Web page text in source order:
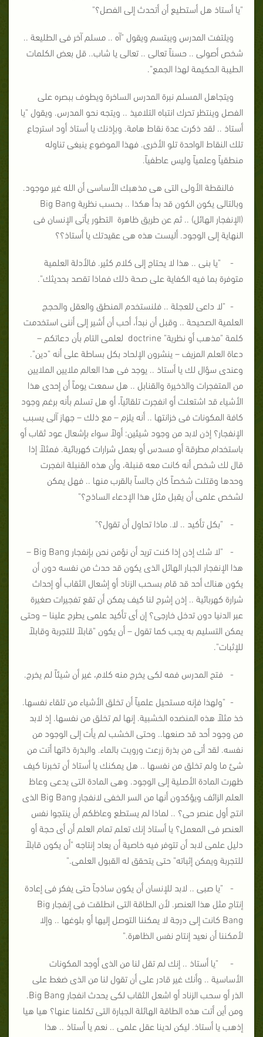
"يا أستاذ هل أستطيع أن أتحدث إلى الفصل؟"
ويلتفت المدرس ويبتسم ويقول "آه .. مسلم آخر فى الطليعة ..
شخص أصولى .. حسناً تعالى .. تعالى يا شاب.. قل بعض الكلمات
الطيبة الحكيمة لهذا الجمع".
ويتجاهل المسلم نبرة المدرس الساخرة ويطوف ببصره على
الفصل وينتظر تحرك انتباه التلاميذ .. ويتجه نحو المدرس. ويقول "يا
أستاذ .. لقد ذكرت عدة نقاط هامة. وبإذنك يا أستاذ أود استرجاع
تلك النقاط الواحدة تلو الأخرى. فهذا الموضوع ينبغى تناوله
منطقياً وعلمياً وليس عاطفياً.
فالنقطة الأولى التى هى مذهبك الأساسى أن الله غير موجود.
وبالتالى يكون الكون قد بدأ هكذا .. بحسب نظرية Big Bang
(الإنفجار الهائل) .. ثم عن طريق ظاهرة التطور يأتى الإنسان فى
النهاية إلى الوجود. أليست هذه هى عقيدتك يا أستاذ؟؟
- "يا بنى .. هذا لا يحتاج إلى كلام كثير. فالأدلة العلمية
متوفرة بما فيه الكفاية على صحة ذلك فماذا تقصد بحديثك".
- "لا داعى للعجلة .. فلنستخدم المنطق والعقل والحجج
العلمية الصحيحة .. وقبل أن نبدأ، أحب أن أشير إلى أننى استخدمت
كلمة "مذهب أو نظرية" doctrine لعلمى التام بأن دعاتكم –
دعاة العلم المزيف – ينشرون الإلحاد بكل بساطة على أنه "دين".
وعندى سؤال لك يا أستاذ .. يوجد فى هذا العالم ملايين الملايين
من المتفجرات والذخيرة والقنابل .. هل سمعت يوماً أن إحدى هذا
الأشياء قد اشتعلت أو انفجرت تلقائياً، أو هل تسلم بأنه برغم وجود
كافة المكونات فى خزانتها .. أنه يلزم – مع ذلك – جهاز آلى يسبب
الإنفجار؟ إذن لابد من وجود شيئين: أولاً سواء بإشعال عود ثقاب أو
باستخدام مطرقة أو مسدس أو بعمل شرارات كهربائية. فمثلاً إذا
قال لك شخص أنه كانت معه قنبلة، وأن هذه القنبلة انفجرت
وحدها وقتلت شخصاً كان جالساً بالقرب منها .. فهل يمكن
لشخص علمى أن يقبل مثل هذا الإدعاء الساذج؟"
- "بكل تأكيد .. لا. ماذا تحاول أن تقول؟"
- "لا شك إذن إذا كنت تريد أن نؤمن نحن بإنفجار Big Bang –
هذا الإنفجار الجبار الهائل الذى يكون قد حدث من نفسه دون أن
يكون هناك أحد قد قام بسحب الزناد أو إشعال الثقاب أو إحداث
شرارة كهربائية .. إذن إشرح لنا كيف يمكن أن تقع تفجيرات صغيرة
عبر الدنيا دون تدخل خارجى؟ إن أى تأكيد علمى يطرح علينا – وحتى
يمكن التسليم به يجب كما تقول – أن يكون "قابلاً للتجربة وقابلاً
للإثبات".
- فتح المدرس فمه لكى يخرج منه كلام، غير أن شيئاً لم يخرج.
- "ولهذا فإنه مستحيل علمياً أن تخلق الأشياء من تلقاء نفسها.
خذ مثلاً هذه المنضده الخشبية. إنها لم تخلق من نفسها. إذ لابد
من وجود أحد قد صنعها.. وحتى الخشب لم يأت إلى الوجود من
نفسه. لقد أتى من بذرة زرعت ورويت بالماء. والبذرة ذاتها أتت من
شئ ما ولم تخلق من نفسها .. هل يمكنك يا أستاذ أن تخبرنا كيف
ظهرت المادة الأصلية إلى الوجود. وهى المادة التى يدعى وعاظ
العلم الزائف ويؤكدون أنها من السر الخفى لانفجار Big Bang الذى
انتج أول عنصر حى؟ .. لماذا لم يستطع وعاظكم أن ينتجوا نفس
العنصر فى المعمل؟ يا أستاذ إنك تعلم تمام العلم أن أى حجة أو
دليل علمى لابد أن تتوفر فيه خاصية أن يعاد إنتاجه "أن يكون قابلاً
للتجربة ويمكن إثباته" حتى يتحقق له القبول العلمى."
- "يا صبى .. لابد للإنسان أن يكون ساذجاً حتى يفكر فى إعادة
إنتاج مثل هذا العنصر. لأن الطاقة التى انطلقت فى إنفجار Big
Bang كانت إلى درجة لا يمكننا التوصل إليها أو بلوغها .. وإلا
لأمكننا أن نعيد إنتاج نفس الظاهرة."
- "يا أستاذ .. إنك لم تقل لنا من الذى أوجد المكونات
الأساسية .. وأنك غير قادر على أن تقول لنا من الذى ضغط على
الذر أو سحب الزناد أو اشعل الثقاب لكى يحدث انفجار Big Bang.
ومن أين أتت هذه الطاقة الهائلة الجبارة التى تكلمنا عنها؟ هيا هيا
إذهب يا أستاذ. ليكن لدينا عقل علمى .. نعم يا أستاذ .. هذا